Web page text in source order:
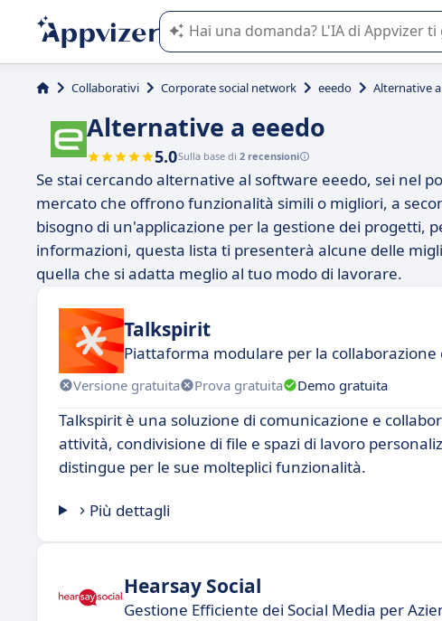
L'IA di Appvizer vi guida nell'utilizzo o
Collaborativi Corporate social network eeedo Alternative
Alternative a eeedo
5.0Sulla base di 2 recensioni
Se stai cercando alternative al software eeedo, sei nel
mercato che offrono funzionalità simili o migliori, a
bisogno di un'applicazione per la gestione dei progetti,
informazioni, questa lista ti presenterà alcune delle
quella che si adatta meglio al tuo modo di lavorare.
Talkspirit
Piattaforma modulare per la collaborazione
Versione gratuita Prova gratuita Demo gratuita
Talkspirit è una soluzione di comunicazione e
attività, condivisione di file e spazi di lavoro
distingue per le sue molteplici funzionalità.
Più dettagli
Hearsay Social
Gestione Efficiente dei Social Media per